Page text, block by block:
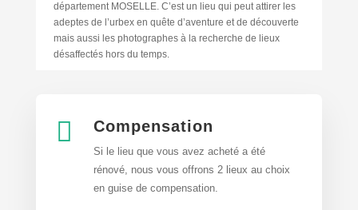
département MOSELLE. C’est un lieu qui peut attirer les
adeptes de l’urbex en quête d’aventure et de découverte
mais aussi les photographes à la recherche de lieux
désaffectés hors du temps.
 Compensation
Si le lieu que vous avez acheté a été
rénové, nous vous offrons 2 lieux au choix
en guise de compensation.